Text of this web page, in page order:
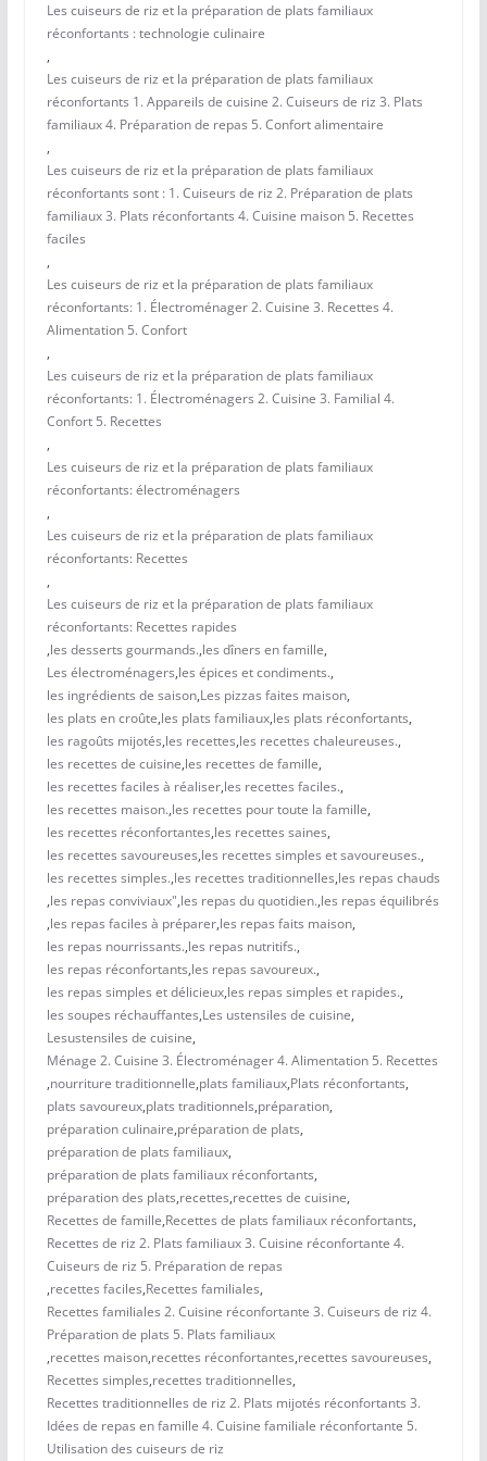
Les cuiseurs de riz et la préparation de plats familiaux
réconfortants : technologie culinaire
,
Les cuiseurs de riz et la préparation de plats familiaux
réconfortants 1. Appareils de cuisine 2. Cuiseurs de riz 3. Plats
familiaux 4. Préparation de repas 5. Confort alimentaire
,
Les cuiseurs de riz et la préparation de plats familiaux
réconfortants sont : 1. Cuiseurs de riz 2. Préparation de plats
familiaux 3. Plats réconfortants 4. Cuisine maison 5. Recettes
faciles
,
Les cuiseurs de riz et la préparation de plats familiaux
réconfortants: 1. Électroménager 2. Cuisine 3. Recettes 4.
Alimentation 5. Confort
,
Les cuiseurs de riz et la préparation de plats familiaux
réconfortants: 1. Électroménagers 2. Cuisine 3. Familial 4.
Confort 5. Recettes
,
Les cuiseurs de riz et la préparation de plats familiaux
réconfortants: électroménagers
,
Les cuiseurs de riz et la préparation de plats familiaux
réconfortants: Recettes
,
Les cuiseurs de riz et la préparation de plats familiaux
réconfortants: Recettes rapides
,les desserts gourmands.,les dîners en famille,
Les électroménagers,les épices et condiments.,
les ingrédients de saison,Les pizzas faites maison,
les plats en croûte,les plats familiaux,les plats réconfortants,
les ragoûts mijotés,les recettes,les recettes chaleureuses.,
les recettes de cuisine,les recettes de famille,
les recettes faciles à réaliser,les recettes faciles.,
les recettes maison.,les recettes pour toute la famille,
les recettes réconfortantes,les recettes saines,
les recettes savoureuses,les recettes simples et savoureuses.,
les recettes simples.,les recettes traditionnelles,les repas chauds
,les repas conviviaux",les repas du quotidien.,les repas équilibrés
,les repas faciles à préparer,les repas faits maison,
les repas nourrissants.,les repas nutritifs.,
les repas réconfortants,les repas savoureux.,
les repas simples et délicieux,les repas simples et rapides.,
les soupes réchauffantes,Les ustensiles de cuisine,
Lesustensiles de cuisine,
Ménage 2. Cuisine 3. Électroménager 4. Alimentation 5. Recettes
,nourriture traditionnelle,plats familiaux,Plats réconfortants,
plats savoureux,plats traditionnels,préparation,
préparation culinaire,préparation de plats,
préparation de plats familiaux,
préparation de plats familiaux réconfortants,
préparation des plats,recettes,recettes de cuisine,
Recettes de famille,Recettes de plats familiaux réconfortants,
Recettes de riz 2. Plats familiaux 3. Cuisine réconfortante 4.
Cuiseurs de riz 5. Préparation de repas
,recettes faciles,Recettes familiales,
Recettes familiales 2. Cuisine réconfortante 3. Cuiseurs de riz 4.
Préparation de plats 5. Plats familiaux
,recettes maison,recettes réconfortantes,recettes savoureuses,
Recettes simples,recettes traditionnelles,
Recettes traditionnelles de riz 2. Plats mijotés réconfortants 3.
Idées de repas en famille 4. Cuisine familiale réconfortante 5.
Utilisation des cuiseurs de riz